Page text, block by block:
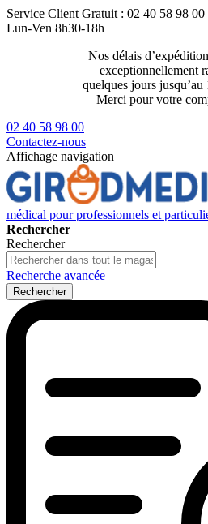
Service Client Gratuit : 02 40 58 98 00
Lun-Ven 8h30-18h
Nos délais
exceptionnellement
quelques jours
Merci pour votre
02 40 58 98 00
Contactez-nous
Affichage navigation
médical pour professionnels et
Rechercher
Rechercher
Recherche avancée
Rechercher